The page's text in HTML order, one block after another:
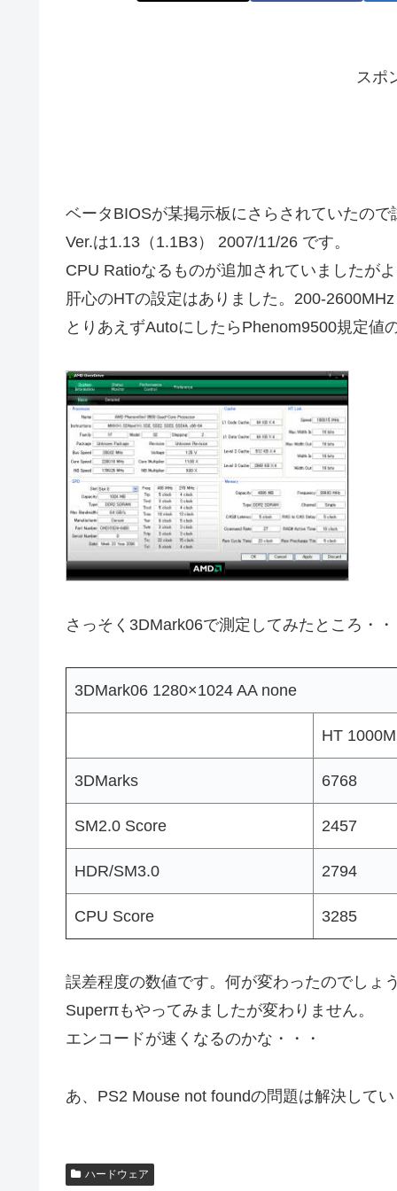
スポ
ベータBIOSが某掲示板にさらされていたので
Ver.は1.13（1.1B3） 2007/11/26 です。
CPU Ratioなるものが追加されていましたがよ
肝心のHTの設定はありました。200-2600MHz
とりあえずAutoにしたらPhenom9500規定値
さっそく3DMark06で測定してみたところ・・
3DMark06 1280×1024 AA none
HT
3DMarks 6768
SM2.0 Score 2457
HDR/SM3.0 2794
CPU Score 3285
誤差程度の数値です。何が変わったのでしょう
Superπもやってみましたが変わりません。
エンコードが速くなるのかな・・・
あ、PS2 Mouse not foundの問題は解決してい
ハードウェア